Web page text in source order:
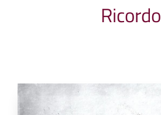
Ricordo